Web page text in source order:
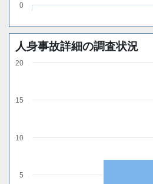
0
人身事故詳細の調査状況
5
10
15
20